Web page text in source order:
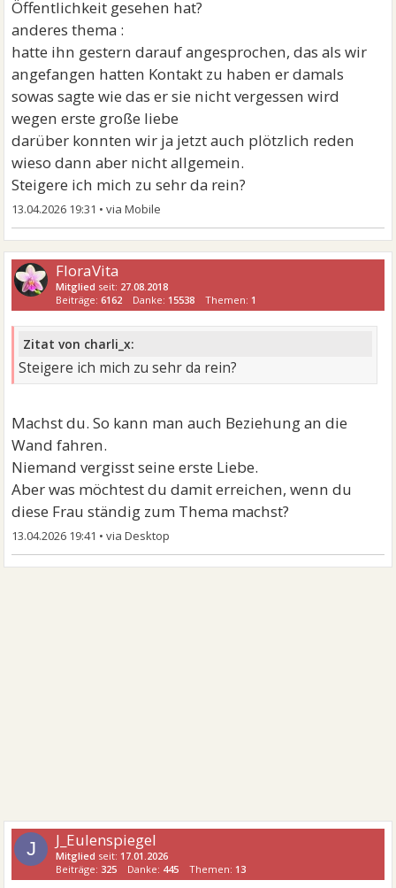
Öffentlichkeit gesehen hat?
anderes thema :
hatte ihn gestern darauf angesprochen, das als wir
angefangen hatten Kontakt zu haben er damals
sowas sagte wie das er sie nicht vergessen wird
wegen erste große liebe
darüber konnten wir ja jetzt auch plötzlich reden
wieso dann aber nicht allgemein.
Steigere ich mich zu sehr da rein?
13.04.2026 19:31 •
FloraVita
Mitglied seit: 27.08.2018
Beiträge:6162 Danke: 15538 Themen: 1
Zitat von charli_x:
Steigere ich mich zu sehr da rein?
Machst du. So kann man auch Beziehung an die
Wand fahren.
Niemand vergisst seine erste Liebe.
Aber was möchtest du damit erreichen, wenn du
diese Frau ständig zum Thema machst?
13.04.2026 19:41 •
J J_Eulenspiegel
Mitglied seit: 17.01.2026
Beiträge:325 Danke: 445 Themen: 13